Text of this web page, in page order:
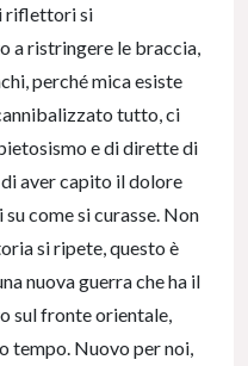
i riflettori si
a ristringere le braccia,
perché mica esiste
tutto, ci
e di dirette di
aver capito il dolore
come si curasse. Non
si ripete, questo è
nuova guerra che ha il
sul fronte orientale,
tempo. Nuovo per noi,